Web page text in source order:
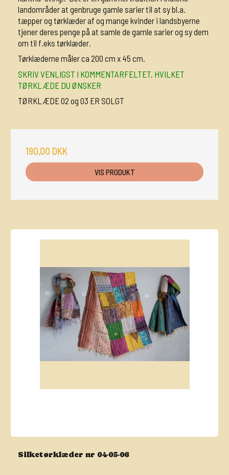
landområder at genbruge gamle sarier til at sy bl.a.
tæpper og tørklæder af og mange kvinder i landsbyerne
tjener deres penge på at samle de gamle sarier og sy dem
om til f.eks tørklæder.
Tørklæderne måler ca 200 cm x 45 cm.
SKRIV VENLIGST I KOMMENTARFELTET, HVILKET
TØRKLÆDE DU ØNSKER
TØRKLÆDE 02 og 03 ER SOLGT
190,00 DKK
VIS PRODUKT
Silketørklæder nr 04-05-06